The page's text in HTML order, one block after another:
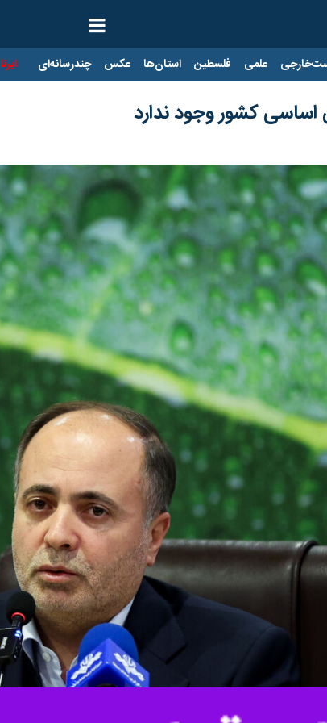
علمی فلسطین استان‌ها عکس چندرسانه‌ای ایرنا TV
اساسی کشور وجود ندارد